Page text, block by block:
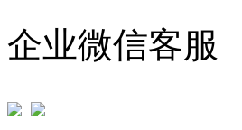
企业微信客服